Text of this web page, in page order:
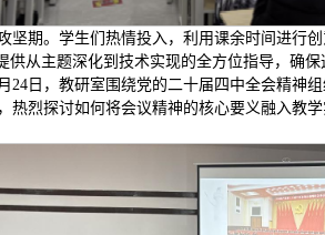
坚期。学生们热情投入，利用课余时间进行
从主题深化到技术实现的全方位指导，确
24日，教研室围绕党的二十届四中全会精神
烈探讨如何将会议精神的核心要义融入教